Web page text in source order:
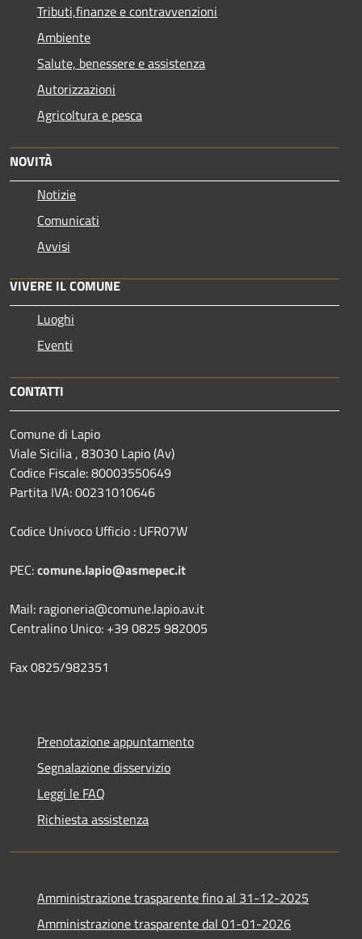
Tributi,finanze e contravvenzioni
Ambiente
Salute, benessere e assistenza
Autorizzazioni
Agricoltura e pesca
NOVITÀ
Notizie
Comunicati
Avvisi
VIVERE IL COMUNE
Luoghi
Eventi
CONTATTI
Comune di Lapio
Viale Sicilia , 83030 Lapio (Av)
Codice Fiscale: 80003550649
Partita IVA: 00231010646
Codice Univoco Ufficio : UFR07W
PEC:comune.lapio@asmepec.it
Mail: ragioneria@comune.lapio.av.it
Centralino Unico: +39 0825 982005
Fax 0825/982351
Prenotazione appuntamento
Segnalazione disservizio
Leggi le FAQ
Richiesta assistenza
Amministrazione trasparente fino al 31-12-2025
Amministrazione trasparente dal 01-01-2026